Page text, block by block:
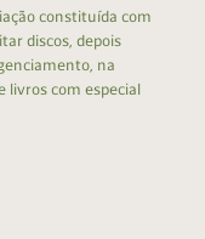
constituída com
discos, depois
na
livros com especial